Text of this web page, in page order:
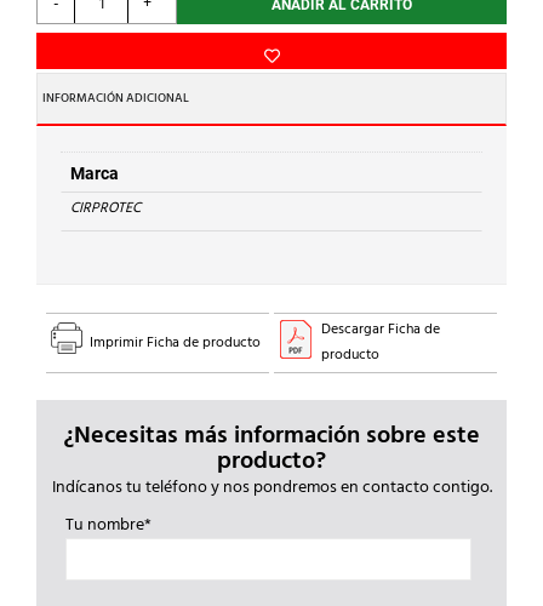
-
sobretensión
transitoria
CSH4-
25/400-
TT
cantidad
AÑADIR AL CARRITO
INFORMACIÓN ADICIONAL
Marca
CIRPROTEC
Imprimir Ficha de producto
Descargar Ficha de
producto
¿Necesitas más información sobre este
producto?
Indícanos tu teléfono y nos pondremos en contacto contigo.
Tu nombre*